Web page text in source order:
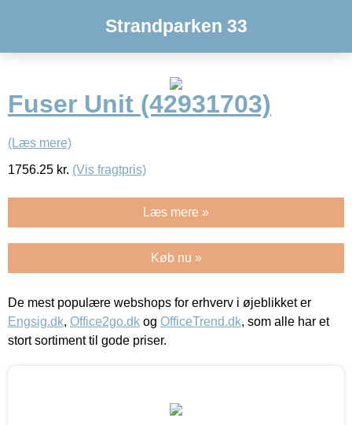
Strandparken 33
Fuser Unit (42931703)
(Læs mere)
1756.25 kr. (Vis fragtpris)
Læs mere »
Køb nu »
De mest populære webshops for erhverv i øjeblikket er
Engsig.dk, Office2go.dk og OfficeTrend.dk, som alle har et
stort sortiment til gode priser.